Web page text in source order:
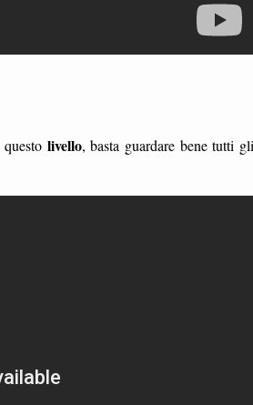
questo livello, basta guardare bene tutti